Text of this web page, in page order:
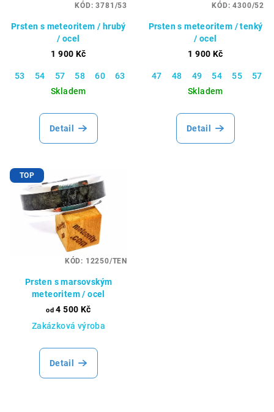
Prsten s meteoritem / hrubý
/ ocel
1 900 Kč
53 54 57 58 60 63 66 67
70
Skladem
Detail
KÓD:3781/53
Prsten s meteoritem / tenký
/ ocel
1 900 Kč
47 48 49 54 55 57
Skladem
Detail
KÓD:4300/52
TOP
Prsten s marsovským
meteoritem / ocel
od 4 500 Kč
Zakázková výroba
Detail
KÓD: 12250/TEN